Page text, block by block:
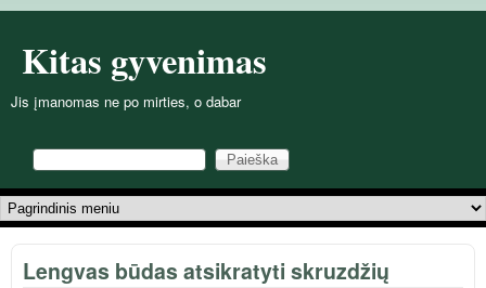
Kitas gyvenimas
Jis įmanomas ne po mirties, o dabar
Paieškos forma
Paieška
Pagrindinis meniu
Lengvas būdas atsikratyti skruzdžių